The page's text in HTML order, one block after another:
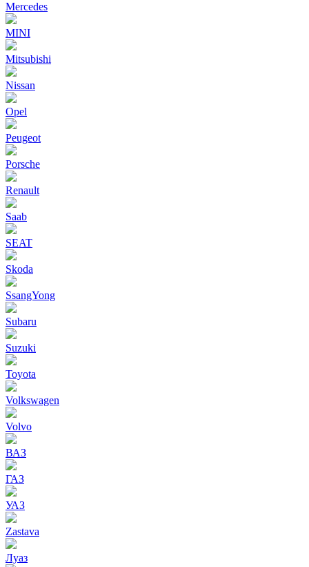
Mercedes
MINI
Mitsubishi
Nissan
Opel
Peugeot
Porsche
Renault
Saab
SEAT
Skoda
SsangYong
Subaru
Suzuki
Toyota
Volkswagen
Volvo
ВАЗ
ГАЗ
УАЗ
Zastava
Луаз